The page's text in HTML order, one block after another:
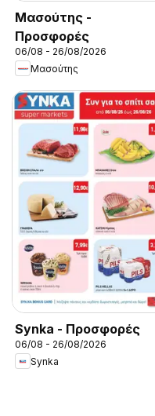
Μασούτης -
Προσφορές
06/08 - 26/08/2026
Μασούτης
Synka - Προσφορές
06/08 - 26/08/2026
Synka